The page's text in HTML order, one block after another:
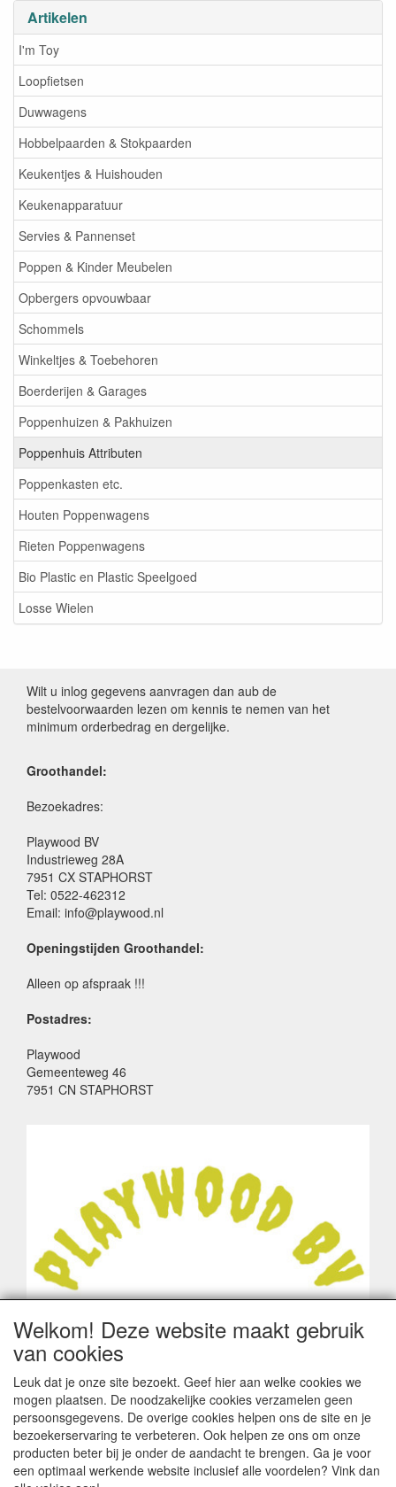
Artikelen
I'm Toy
Loopfietsen
Duwwagens
Hobbelpaarden & Stokpaarden
Keukentjes & Huishouden
Keukenapparatuur
Servies & Pannenset
Poppen & Kinder Meubelen
Opbergers opvouwbaar
Schommels
Winkeltjes & Toebehoren
Boerderijen & Garages
Poppenhuizen & Pakhuizen
Poppenhuis Attributen
Poppenkasten etc.
Houten Poppenwagens
Rieten Poppenwagens
Bio Plastic en Plastic Speelgoed
Losse Wielen
Wilt u inlog gegevens aanvragen dan aub de
bestelvoorwaarden lezen om kennis te nemen van het
minimum orderbedrag en dergelijke.
Groothandel:
Bezoekadres:
Playwood BV
Industrieweg 28A
7951 CX STAPHORST
Tel: 0522-462312
Email: info@playwood.nl
Openingstijden Groothandel:
Alleen op afspraak !!!
Postadres:
Playwood
Gemeenteweg 46
7951 CN STAPHORST
Welkom! Deze website maakt gebruik
van cookies
Leuk dat je onze site bezoekt. Geef hier aan welke cookies we
mogen plaatsen. De noodzakelijke cookies verzamelen geen
persoonsgegevens. De overige cookies helpen ons de site en je
bezoekerservaring te verbeteren. Ook helpen ze ons om onze
producten beter bij je onder de aandacht te brengen. Ga je voor
een optimaal werkende website inclusief alle voordelen? Vink dan